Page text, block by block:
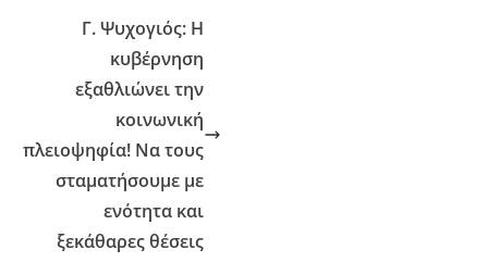
Γ. Ψυχογιός: Η
κυβέρνηση
εξαθλιώνει την
κοινωνική
πλειοψηφία! Να τους
σταματήσουμε με
ενότητα και
ξεκάθαρες θέσεις